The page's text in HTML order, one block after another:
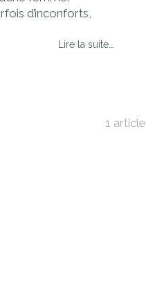
d’inconforts,
Lire la suite...
1 article